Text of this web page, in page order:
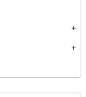
add
add